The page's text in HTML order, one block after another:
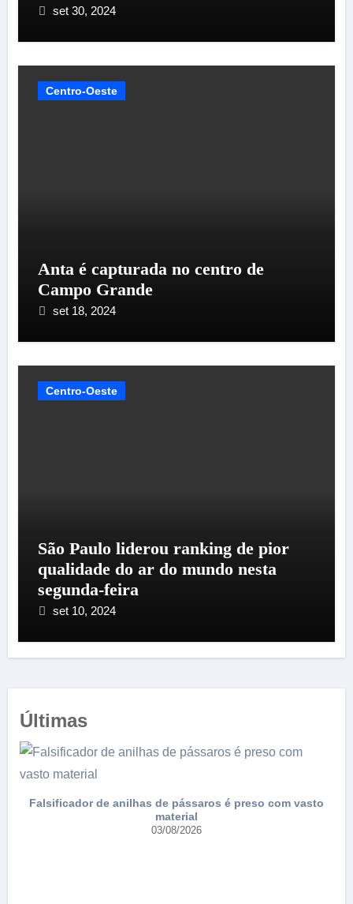
set 30, 2024
Centro-Oeste
Anta é capturada no centro de
Campo Grande
set 18, 2024
Centro-Oeste
São Paulo liderou ranking de pior
qualidade do ar do mundo nesta
segunda-feira
set 10, 2024
Últimas
Falsificador de anilhas de pássaros é preso com vasto
material
03/08/2026